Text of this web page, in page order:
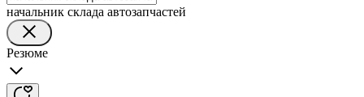
начальник склада автозапчастей
Резюме